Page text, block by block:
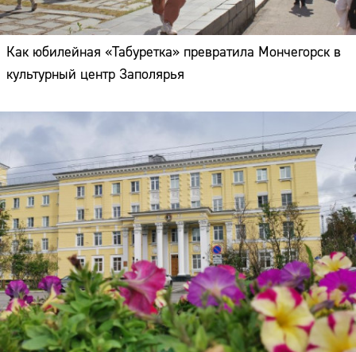
Как юбилейная «Табуретка» превратила Мончегорск в
культурный центр Заполярья